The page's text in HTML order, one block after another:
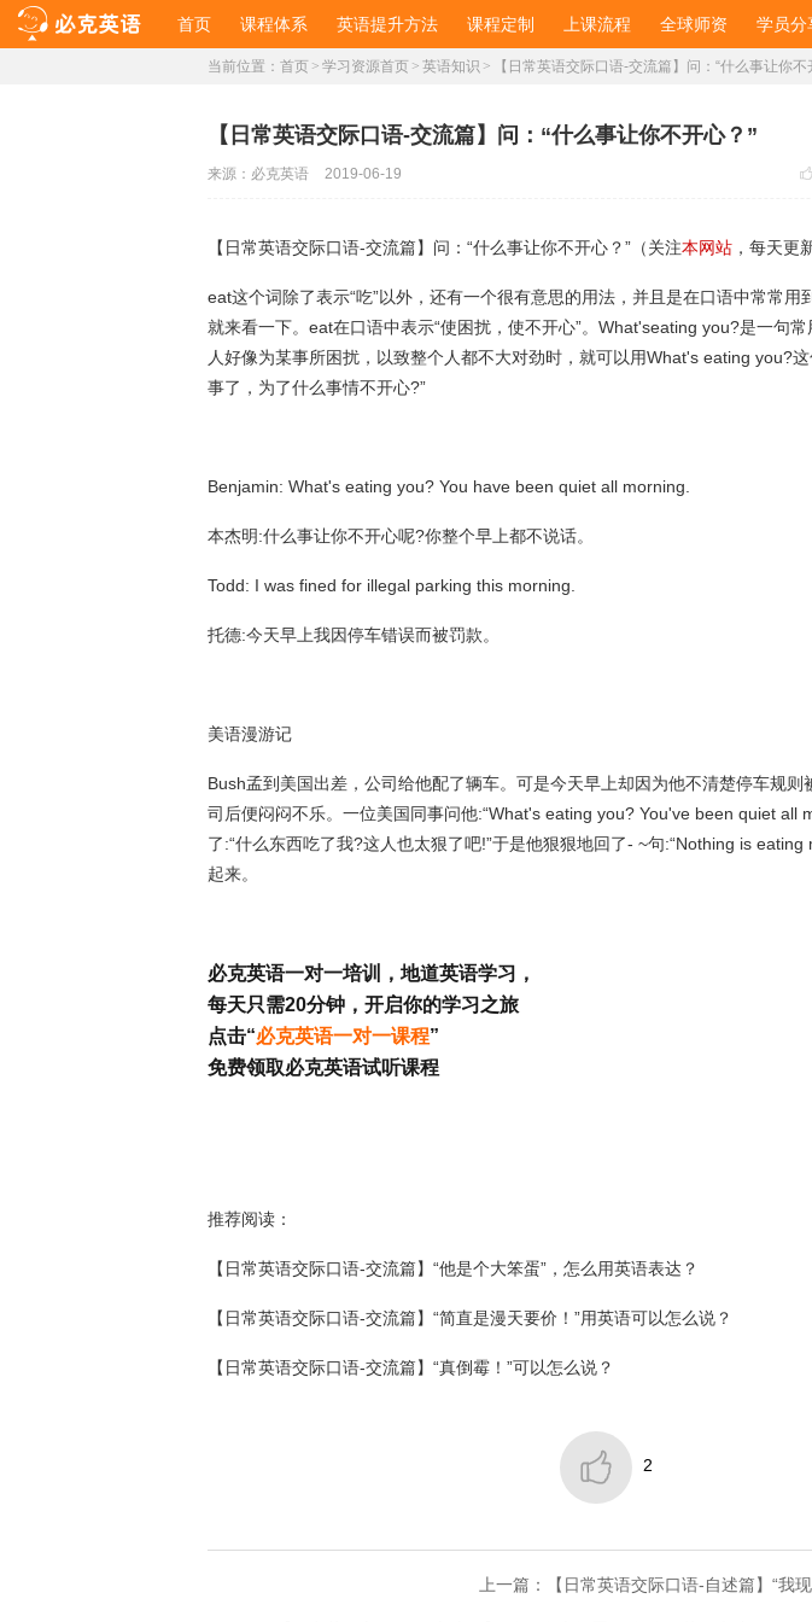
首页 课程体系 英语提升方法 课程定制 上课流程 全球师资 学员分
当前位置： 首页 > 学习资源首页 > 英语知识 > 【日常英语交际口语-交流篇】问：“什么事让你不
【日常英语交际口语-交流篇】问：“什么事让你不开心？”

来源： 必克英语 2019-06-19
【日常英语交际口语-交流篇】问：“什么事让你不开心？”（关注本网站 ，每天更
eat这个词除了表示“吃”以外，还有一个很有意思的用法，并且是在口语中常常用
就来看一下。eat在口语中表示“使困扰，使不开心”。What'seating you?是一句
人好像为某事所困扰，以致整个人都不大对劲时，就可以用What's eating you?这
事了，为了什么事情不开心?”
Benjamin: What's eating you? You have been quiet all morning.
本杰明:什么事让你不开心呢?你整个早上都不说话。
Todd: I was fined for illegal parking this morning.
托德:今天早上我因停车错误而被罚款。
美语漫游记
Bush孟到美国出差，公司给他配了辆车。可是今天早上却因为他不清楚停车规则
司后便闷闷不乐。一位美国同事问他:“What's eating you? You've been quiet all
了:“什么东西吃了我?这人也太狠了吧!”于是他狠狠地回了- ~句:“Nothing is
起来。
必克英语一对一培训，地道英语学习，
每天只需20分钟，开启你的学习之旅
点击“必克英语一对一课程”
免费领取必克英语试听课程
推荐阅读：
【日常英语交际口语-交流篇】“他是个大笨蛋”，怎么用英语表达？
【日常英语交际口语-交流篇】“简直是漫天要价！”用英语可以怎么说？
【日常英语交际口语-交流篇】“真倒霉！”可以怎么说？
 2
上一篇：【日常英语交际口语-自述篇】“我